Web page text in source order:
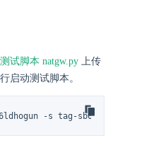
测试脚本 natgw.py 上传
启动测试脚本。
-s tag-sb0te7z9